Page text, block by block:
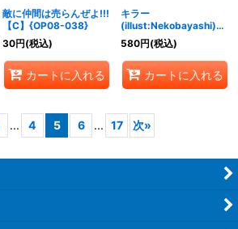
敵に仲間は売らんぜよ!!!
【C】{OP08-038}
30円(税込)
カートに入れる
キラー
(illust:Nekobayashi)
【UC】{OP01-039}
580円(税込)
カートに入れる
... 4 5 6 ... 17 次»